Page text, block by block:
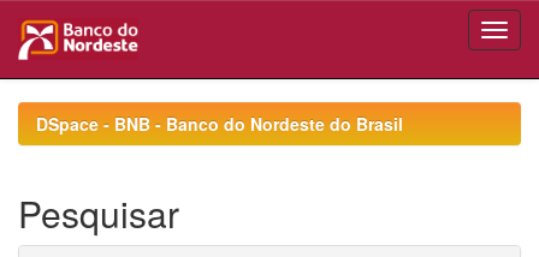
navigationDSpace - BNB - Banco do Nordeste do Brasil
Pesquisar